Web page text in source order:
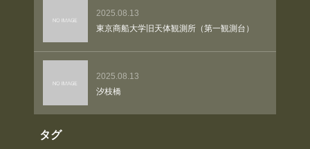
2025.08.13
東京商船大学旧天体観測所（第一観測台）
2025.08.13
汐枝橋
タグ